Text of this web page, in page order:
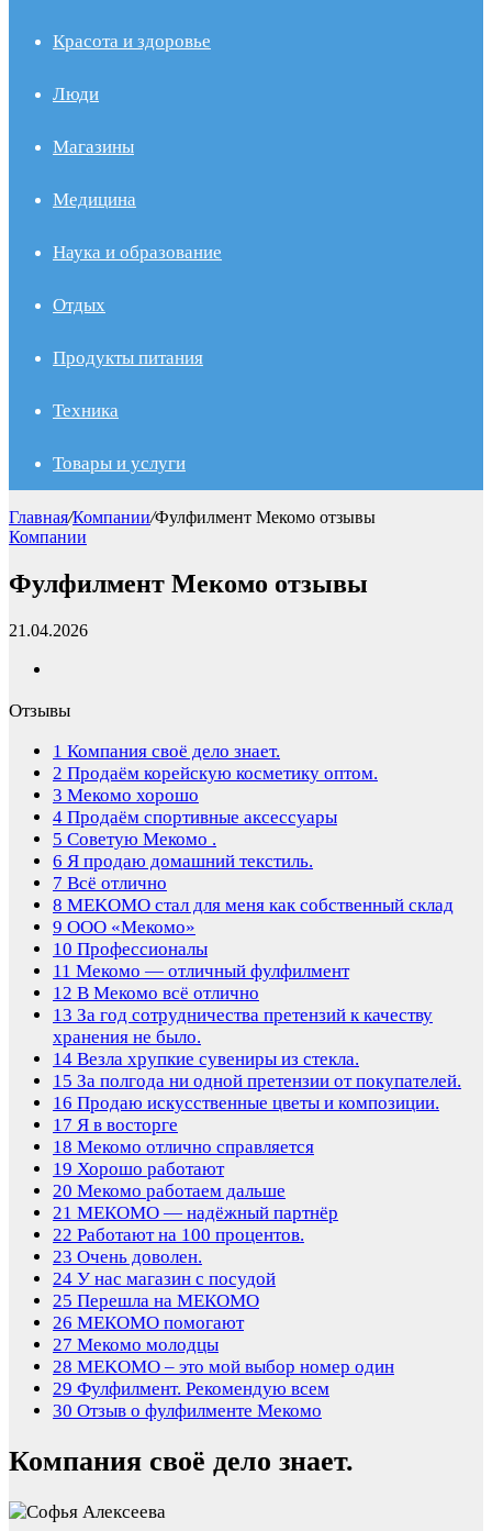
Красота и здоровье
Люди
Магазины
Медицина
Наука и образование
Отдых
Продукты питания
Техника
Товары и услуги
Главная/Компании/Фулфилмент Мекомо отзывы
Компании
Фулфилмент Мекомо отзывы
21.04.2026
Отзывы
1 Компания своё дело знает.
2 Продаём корейскую косметику оптом.
3 Мекомо хорошо
4 Продаём спортивные аксессуары
5 Советую Мекомо .
6 Я продаю домашний текстиль.
7 Всё отлично
8 MEKOMO стал для меня как собственный склад
9 ООО «Мекомо»
10 Профессионалы
11 Мекомо — отличный фулфилмент
12 В Мекомо всё отлично
13 За год сотрудничества претензий к качеству
хранения не было.
14 Везла хрупкие сувениры из стекла.
15 За полгода ни одной претензии от покупателей.
16 Продаю искусственные цветы и композиции.
17 Я в восторге
18 Мекомо отлично справляется
19 Хорошо работают
20 Мекомо работаем дальше
21 МЕКОМО — надёжный партнёр
22 Работают на 100 процентов.
23 Очень доволен.
24 У нас магазин с посудой
25 Перешла на МЕКОМО
26 МЕКОМО помогают
27 Мекомо молодцы
28 MEKOMO – это мой выбор номер один
29 Фулфилмент. Рекомендую всем
30 Отзыв о фулфилменте Мекомо
Компания своё дело знает.